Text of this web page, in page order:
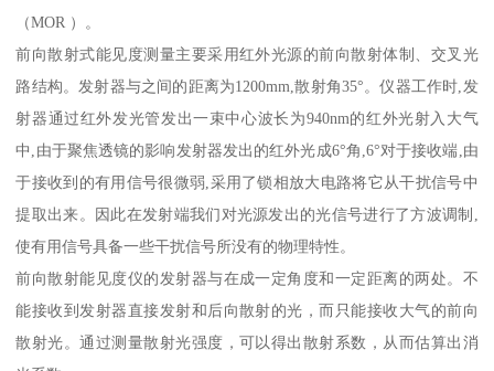
（MOR ）。
前向散射式能见度测量主要采用红外光源的前向散射体制、交叉光
路结构。发射器与之间的距离为1200mm,散射角35°。仪器工作时,发
射器通过红外发光管发出一束中心波长为940nm的红外光射入大气
中,由于聚焦透镜的影响发射器发出的红外光成6°角,6°对于接收端,由
于接收到的有用信号很微弱,采用了锁相放大电路将它从干扰信号中
提取出来。因此在发射端我们对光源发出的光信号进行了方波调制,
使有用信号具备一些干扰信号所没有的物理特性。
前向散射能见度仪的发射器与在成一定角度和一定距离的两处。不
能接收到发射器直接发射和后向散射的光，而只能接收大气的前向
散射光。通过测量散射光强度，可以得出散射系数，从而估算出消